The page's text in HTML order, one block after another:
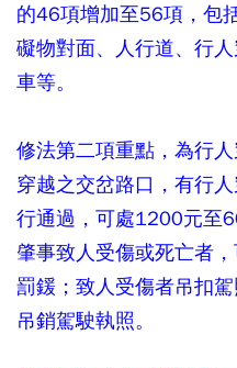
的46項增加至56項，包
礙物對面、人行道、行
車等。
修法第二項重點，為行
穿越之交岔路口，有行
行通過，可處1200元至
肇事致人受傷或死亡者
罰鍰；致人受傷者吊扣
吊銷駕駛執照。